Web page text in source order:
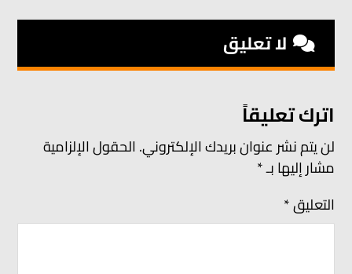
لا تعليق
اترك تعليقاً
لن يتم نشر عنوان بريدك الإلكتروني.الحقول الإلزامية
مشار إليها بـ*
التعليق*